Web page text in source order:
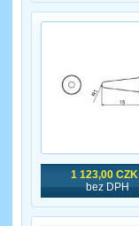
1 123,00
bez DPH